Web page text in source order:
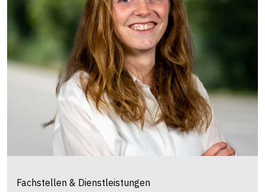
Fachstellen & Dienstleistungen